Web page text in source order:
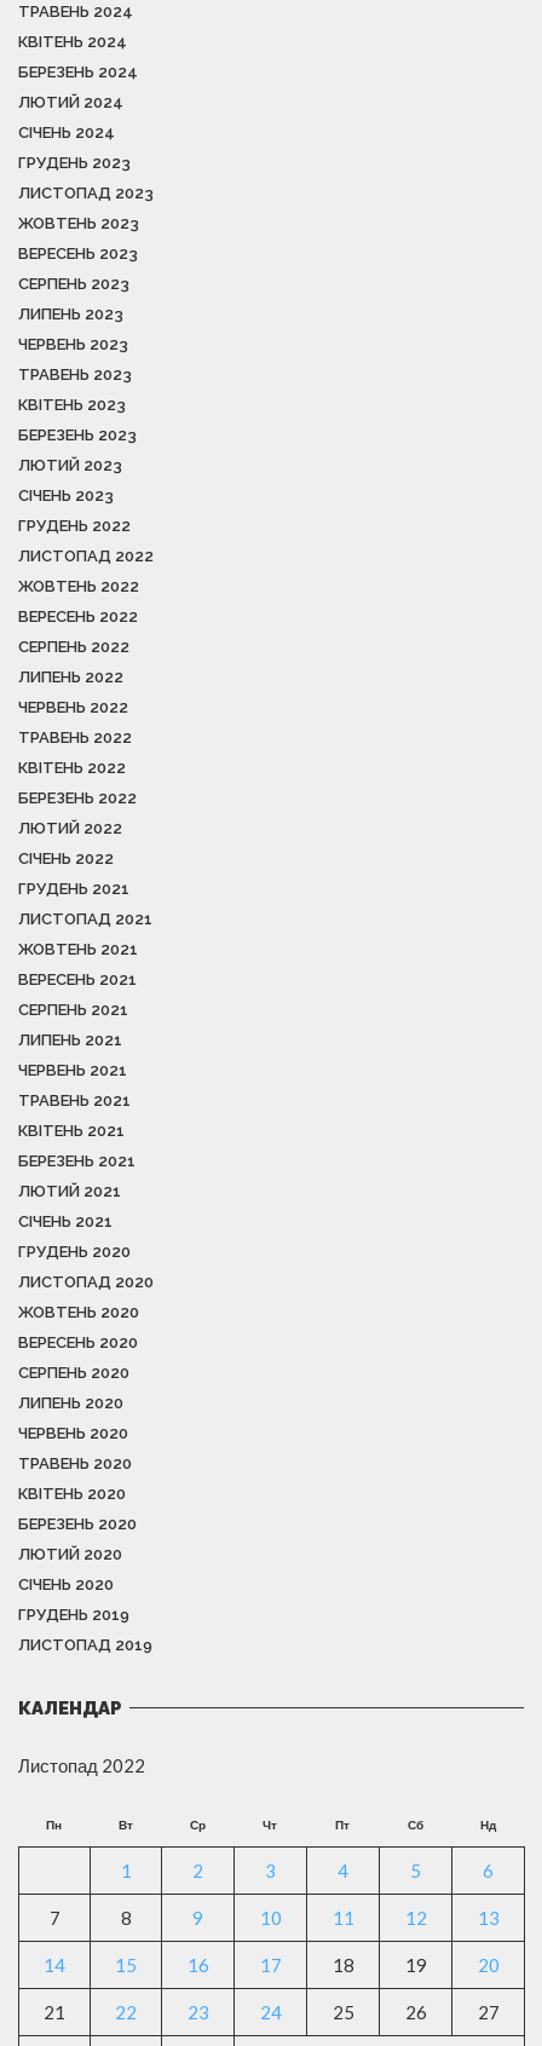
ТРАВЕНЬ 2024
КВІТЕНЬ 2024
БЕРЕЗЕНЬ 2024
ЛЮТИЙ 2024
СІЧЕНЬ 2024
ГРУДЕНЬ 2023
ЛИСТОПАД 2023
ЖОВТЕНЬ 2023
ВЕРЕСЕНЬ 2023
СЕРПЕНЬ 2023
ЛИПЕНЬ 2023
ЧЕРВЕНЬ 2023
ТРАВЕНЬ 2023
КВІТЕНЬ 2023
БЕРЕЗЕНЬ 2023
ЛЮТИЙ 2023
СІЧЕНЬ 2023
ГРУДЕНЬ 2022
ЛИСТОПАД 2022
ЖОВТЕНЬ 2022
ВЕРЕСЕНЬ 2022
СЕРПЕНЬ 2022
ЛИПЕНЬ 2022
ЧЕРВЕНЬ 2022
ТРАВЕНЬ 2022
КВІТЕНЬ 2022
БЕРЕЗЕНЬ 2022
ЛЮТИЙ 2022
СІЧЕНЬ 2022
ГРУДЕНЬ 2021
ЛИСТОПАД 2021
ЖОВТЕНЬ 2021
ВЕРЕСЕНЬ 2021
СЕРПЕНЬ 2021
ЛИПЕНЬ 2021
ЧЕРВЕНЬ 2021
ТРАВЕНЬ 2021
КВІТЕНЬ 2021
БЕРЕЗЕНЬ 2021
ЛЮТИЙ 2021
СІЧЕНЬ 2021
ГРУДЕНЬ 2020
ЛИСТОПАД 2020
ЖОВТЕНЬ 2020
ВЕРЕСЕНЬ 2020
СЕРПЕНЬ 2020
ЛИПЕНЬ 2020
ЧЕРВЕНЬ 2020
ТРАВЕНЬ 2020
КВІТЕНЬ 2020
БЕРЕЗЕНЬ 2020
ЛЮТИЙ 2020
СІЧЕНЬ 2020
ГРУДЕНЬ 2019
ЛИСТОПАД 2019
КАЛЕНДАР
Листопад 2022
Пн Вт Ср Чт Пт Сб Нд
1 2 3 4 5 6
7 8 9 10 11 12 13
14 15 16 17 18 19 20
21 22 23 24 25 26 27